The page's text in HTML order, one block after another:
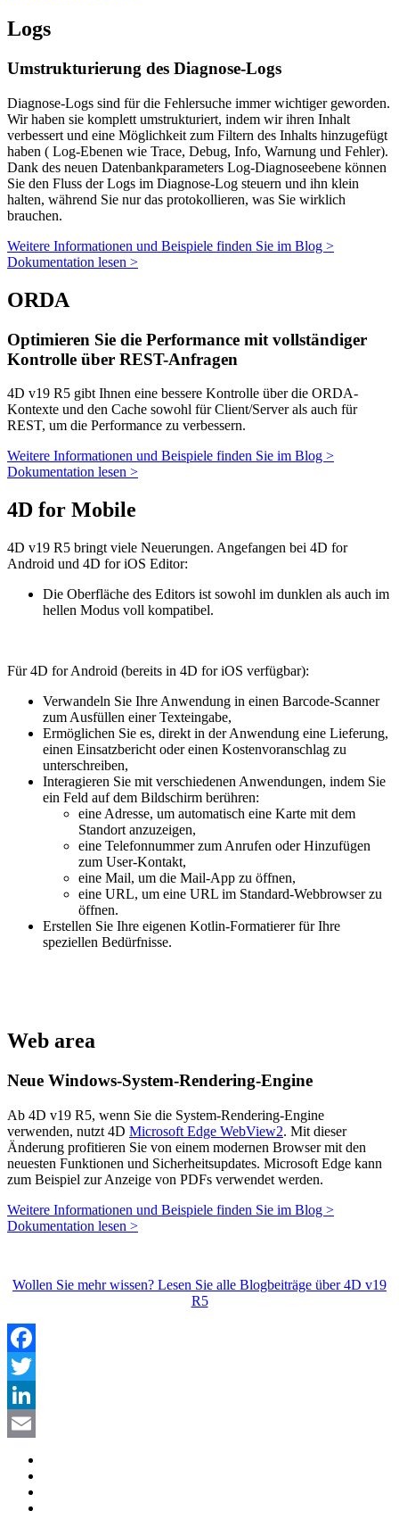
Logs
Umstrukturierung des Diagnose-Logs
Diagnose-Logs sind für die Fehlersuche immer wichtiger geworden.
Wir haben sie komplett umstrukturiert, indem wir ihren Inhalt
verbessert und eine Möglichkeit zum Filtern des Inhalts hinzugefügt
haben ( Log-Ebenen wie Trace, Debug, Info, Warnung und Fehler).
Dank des neuen Datenbankparameters Log-Diagnoseebene können
Sie den Fluss der Logs im Diagnose-Log steuern und ihn klein
halten, während Sie nur das protokollieren, was Sie wirklich
brauchen.
Weitere Informationen und Beispiele finden Sie im Blog >
Dokumentation lesen >
ORDA
Optimieren Sie die Performance mit vollständiger
Kontrolle über REST-Anfragen
4D v19 R5 gibt Ihnen eine bessere Kontrolle über die ORDA-
Kontexte und den Cache sowohl für Client/Server als auch für
REST, um die Performance zu verbessern.
Weitere Informationen und Beispiele finden Sie im Blog >
Dokumentation lesen >
4D for Mobile
4D v19 R5 bringt viele Neuerungen. Angefangen bei 4D for
Android und 4D for iOS Editor:
Die Oberfläche des Editors ist sowohl im dunklen als auch im
hellen Modus voll kompatibel.
Für 4D for Android (bereits in 4D for iOS verfügbar):
Verwandeln Sie Ihre Anwendung in einen Barcode-Scanner
zum Ausfüllen einer Texteingabe,
Ermöglichen Sie es, direkt in der Anwendung eine Lieferung,
einen Einsatzbericht oder einen Kostenvoranschlag zu
unterschreiben,
Interagieren Sie mit verschiedenen Anwendungen, indem Sie
ein Feld auf dem Bildschirm berühren:
eine Adresse, um automatisch eine Karte mit dem
Standort anzuzeigen,
eine Telefonnummer zum Anrufen oder Hinzufügen
zum User-Kontakt,
eine Mail, um die Mail-App zu öffnen,
eine URL, um eine URL im Standard-Webbrowser zu
öffnen.
Erstellen Sie Ihre eigenen Kotlin-Formatierer für Ihre
speziellen Bedürfnisse.
Web area
Neue Windows-System-Rendering-Engine
Ab 4D v19 R5, wenn Sie die System-Rendering-Engine
verwenden, nutzt 4D Microsoft Edge WebView2. Mit dieser
Änderung profitieren Sie von einem modernen Browser mit den
neuesten Funktionen und Sicherheitsupdates. Microsoft Edge kann
zum Beispiel zur Anzeige von PDFs verwendet werden.
Weitere Informationen und Beispiele finden Sie im Blog >
Dokumentation lesen >
Wollen Sie mehr wissen? Lesen Sie alle Blogbeiträge über 4D v19
R5
Facebook
Twitter
LinkedIn